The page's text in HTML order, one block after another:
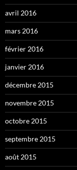
avril 2016
mars 2016
février 2016
janvier 2016
décembre 2015
novembre 2015
octobre 2015
septembre 2015
août 2015